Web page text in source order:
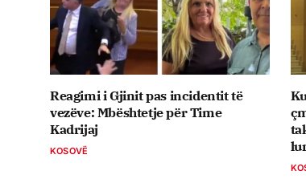
Reagimi i Gjinit pas incidentit të
vezëve: Mbështetje për Time
Kadrijaj
KOSOVË